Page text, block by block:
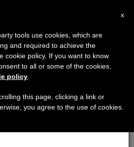
de la lucha
pregunta qué hacer
×
de agosto haremos la pausa
que en el periodo de verano
y también el
x
tools use cookies, which are
and required to achieve the
cookie policy. If you want to know
to all or some of the cookies,
policy
this page, clicking a link or
you agree to the use of cookies.